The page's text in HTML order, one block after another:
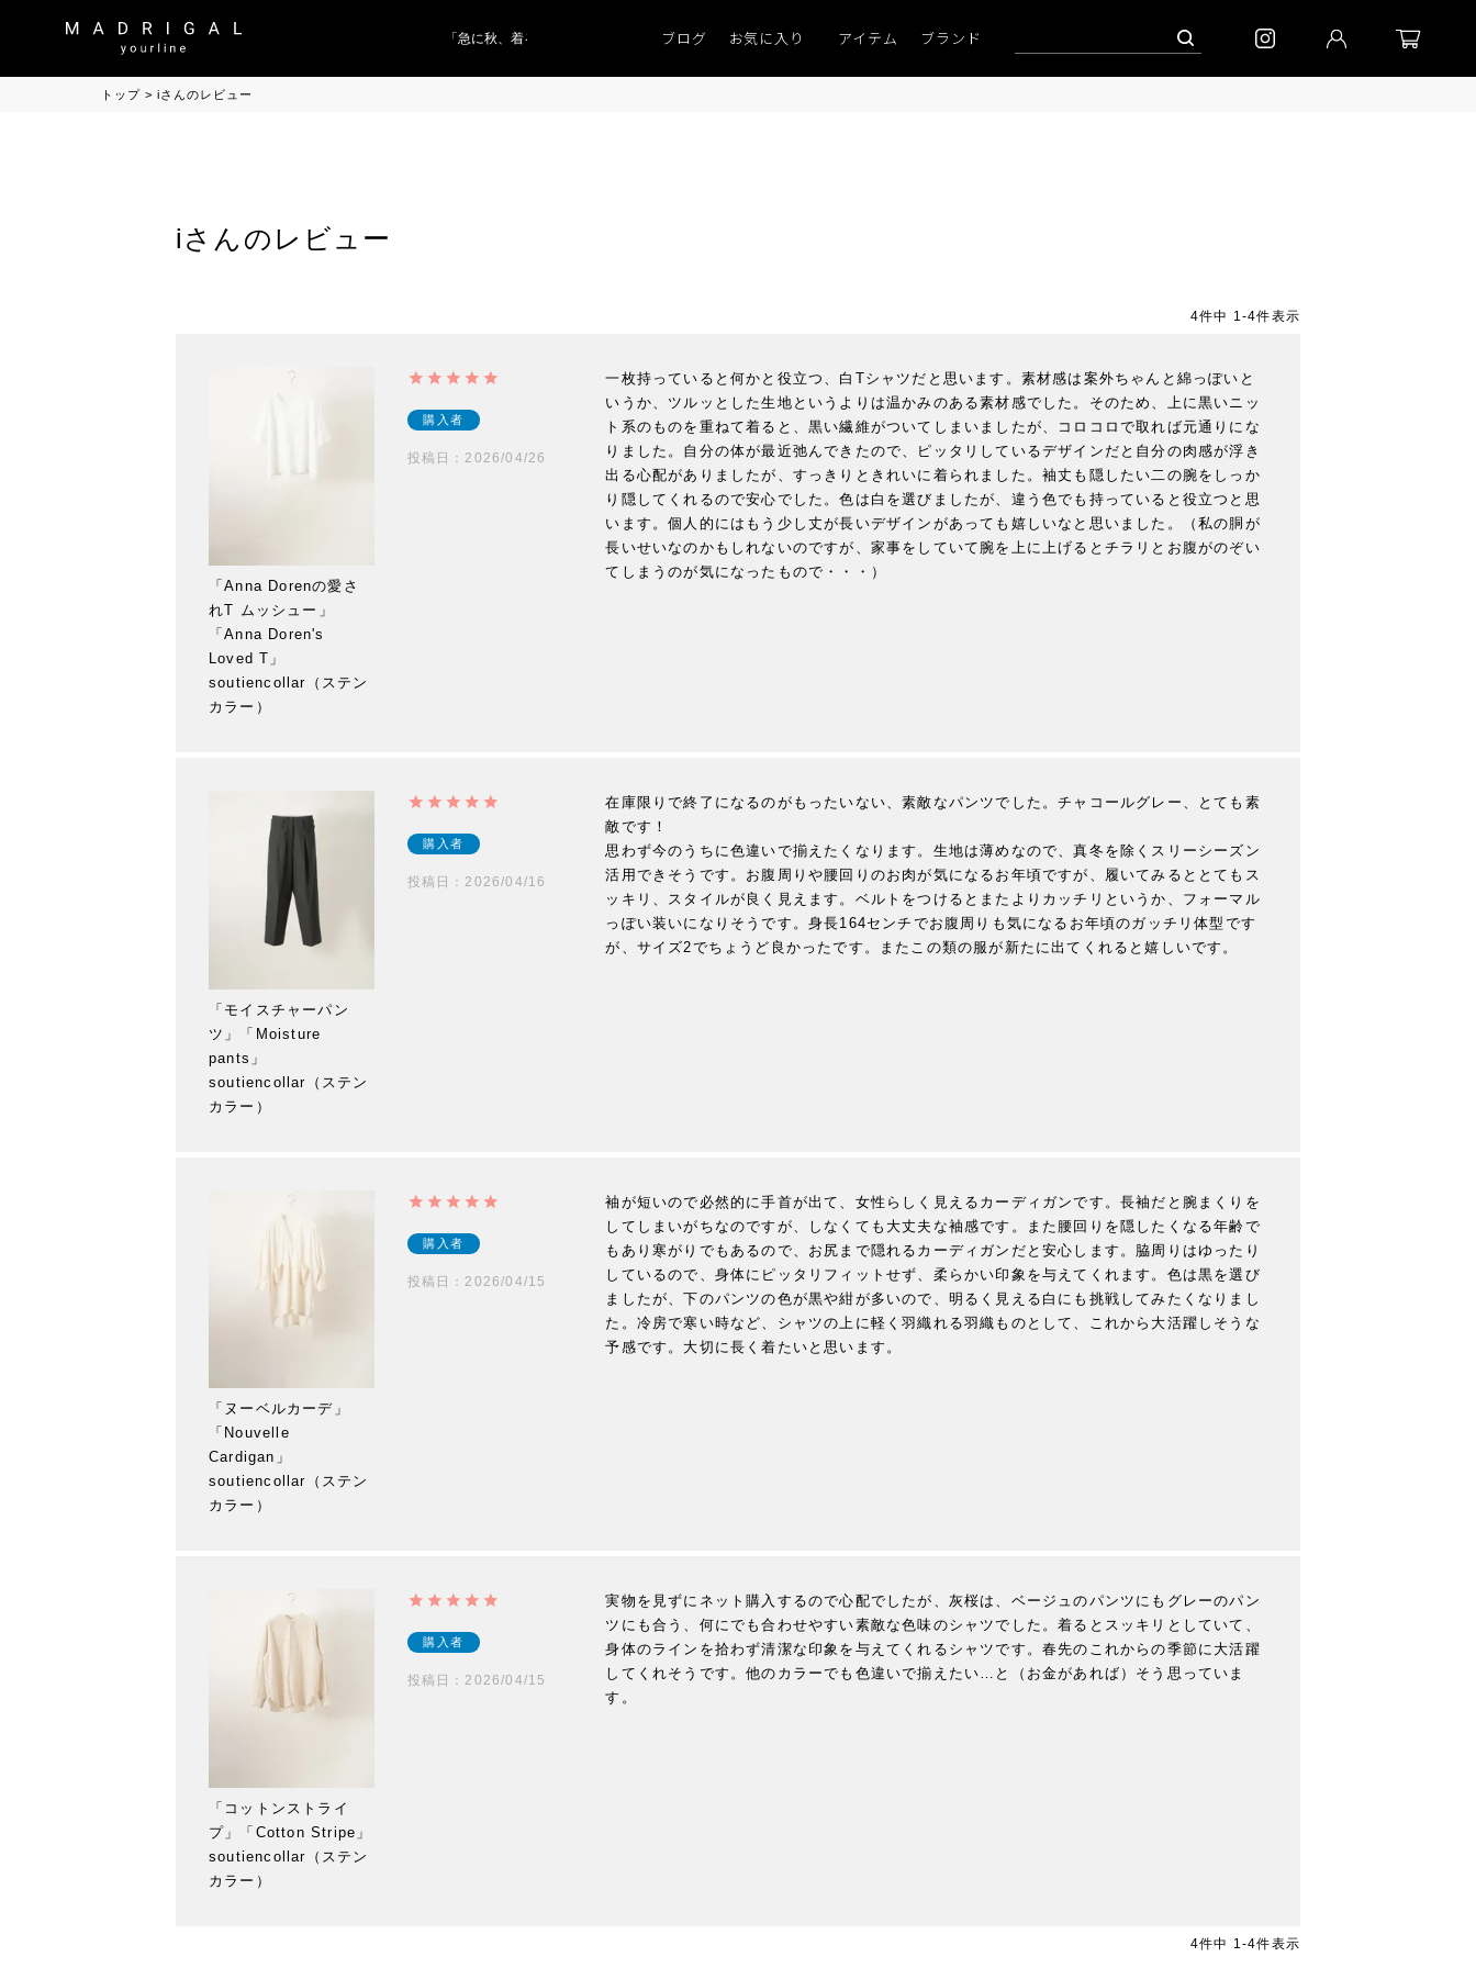
「急に秋、着るものがない」 「キレイなニット」 ポイント9％「マンスリーポイントキャンペーン」 到着(8/7)｜eb.a.gos 予約│「エッグジャケット GREY」
ブログ お気に入り アイテム ブランド
トップ iさんのレビュー
iさんのレビュー
4件中 1-4件表示
「Anna Dorenの愛さ
れT ムッシュー」
「Anna Doren's
Loved T」
soutiencollar（ステン
カラー）
購入者
投稿日 2026/04/26
一枚持っていると何かと役立つ、白Tシャツだと思います。素材感は案外ちゃんと綿っぽいと
いうか、ツルッとした生地というよりは温かみのある素材感でした。そのため、上に黒いニッ
ト系のものを重ねて着ると、黒い繊維がついてしまいましたが、コロコロで取れば元通りにな
りました。自分の体が最近弛んできたので、ピッタリしているデザインだと自分の肉感が浮き
出る心配がありましたが、すっきりときれいに着られました。袖丈も隠したい二の腕をしっか
り隠してくれるので安心でした。色は白を選びましたが、違う色でも持っていると役立つと思
います。個人的にはもう少し丈が長いデザインがあっても嬉しいなと思いました。（私の胴が
長いせいなのかもしれないのですが、家事をしていて腕を上に上げるとチラリとお腹がのぞい
てしまうのが気になったもので・・・）
「モイスチャーパン
ツ」「Moisture
pants」
soutiencollar（ステン
カラー）
購入者
投稿日 2026/04/16
在庫限りで終了になるのがもったいない、素敵なパンツでした。チャコールグレー、とても素
敵です！
思わず今のうちに色違いで揃えたくなります。生地は薄めなので、真冬を除くスリーシーズン
活用できそうです。お腹周りや腰回りのお肉が気になるお年頃ですが、履いてみるととてもス
ッキリ、スタイルが良く見えます。ベルトをつけるとまたよりカッチリというか、フォーマル
っぽい装いになりそうです。身長164センチでお腹周りも気になるお年頃のガッチリ体型です
が、サイズ2でちょうど良かったです。またこの類の服が新たに出てくれると嬉しいです。
「ヌーベルカーデ」
「Nouvelle
Cardigan」
soutiencollar（ステン
カラー）
購入者
投稿日 2026/04/15
袖が短いので必然的に手首が出て、女性らしく見えるカーディガンです。長袖だと腕まくりを
してしまいがちなのですが、しなくても大丈夫な袖感です。また腰回りを隠したくなる年齢で
もあり寒がりでもあるので、お尻まで隠れるカーディガンだと安心します。脇周りはゆったり
しているので、身体にピッタリフィットせず、柔らかい印象を与えてくれます。色は黒を選び
ましたが、下のパンツの色が黒や紺が多いので、明るく見える白にも挑戦してみたくなりまし
た。冷房で寒い時など、シャツの上に軽く羽織れる羽織ものとして、これから大活躍しそうな
予感です。大切に長く着たいと思います。
「コットンストライ
プ」「Cotton Stripe」
soutiencollar（ステン
カラー）
購入者
投稿日 2026/04/15
実物を見ずにネット購入するので心配でしたが、灰桜は、ベージュのパンツにもグレーのパン
ツにも合う、何にでも合わせやすい素敵な色味のシャツでした。着るとスッキリとしていて、
身体のラインを拾わず清潔な印象を与えてくれるシャツです。春先のこれからの季節に大活躍
してくれそうです。他のカラーでも色違いで揃えたい…と（お金があれば）そう思っていま
す。
4件中 1-4件表示